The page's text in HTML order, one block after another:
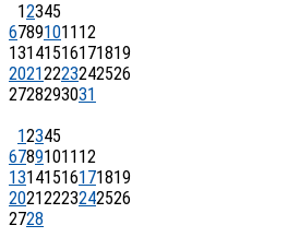
12345
67891011 12
13141516171819
20212223242526
2728293031
12345
67891011 12
13141516171819
20212223242526
2728